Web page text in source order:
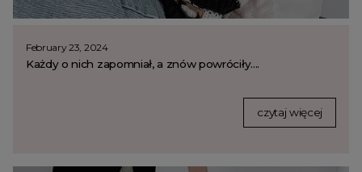
February 23, 2024
Każdy o nich zapomniał, a znów powróciły....
czytaj więcej